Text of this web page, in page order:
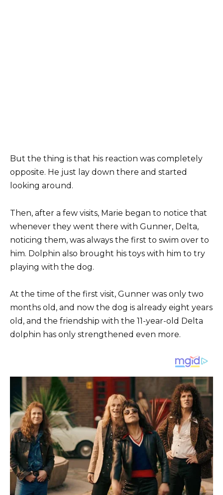
But the thing is that his reaction was completely
opposite. He just lay down there and started
looking around.
Then, after a few visits, Marie began to notice that
whenever they went there with Gunner, Delta,
noticing them, was always the first to swim over to
him. Dolphin also brought his toys with him to try
playing with the dog.
At the time of the first visit, Gunner was only two
months old, and now the dog is already eight years
old, and the friendship with the 11-year-old Delta
dolphin has only strengthened even more.